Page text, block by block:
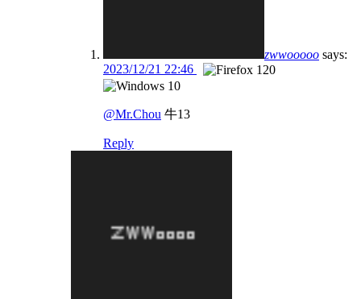
zwwooooo says:
2023/12/21 22:46
@Mr.Chou 牛13
Reply